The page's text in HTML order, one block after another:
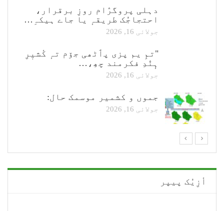
دہلی پروگرٛام روزِ برقرار،
احتجاجُک طریقہٕ یا جاے ہیکہِ…
جولائی 16, 2026
"تمِ یم پزی پٲٹھی جۆم تہٕ کٔشیٖرِ
ہٕنٛدِ فکرمند چھِ،…
جولائی 16, 2026
جموں و کشمیر موسمک حال:
جولائی 16, 2026
أزِیُک پیپر